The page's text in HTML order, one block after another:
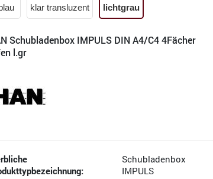
klar transluzent lichtgrau
Schubladenbox IMPULS DIN A4/C4 4Fächer
l.gr
Schubladenbox
IMPULS